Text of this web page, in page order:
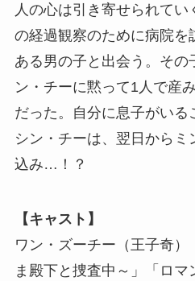
人の心は引き寄せられて
の経過観察のために病院を
ある男の子と出会う。その
ン・チーに黙って1人で産
だった。自分に息子がいる
シン・チーは、翌日からミ
込み…！？
【キャスト】
ワン・ズーチー（王子奇）
ま殿下と捜査中～」「ロマ